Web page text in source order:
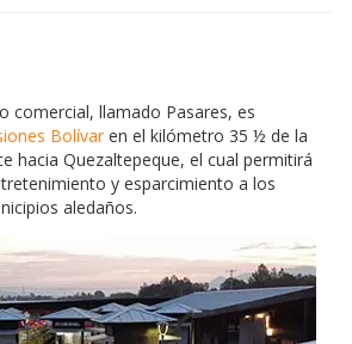
comercial, llamado Pasares, es
Bolívar en el kilómetro 35 ½ de la
hacia Quezaltepeque, el cual permitirá
y esparcimiento a los
aledaños.